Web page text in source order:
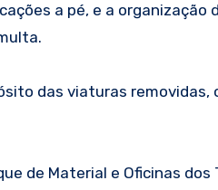
a pé, e a
das viaturas
de Material e Oficinas